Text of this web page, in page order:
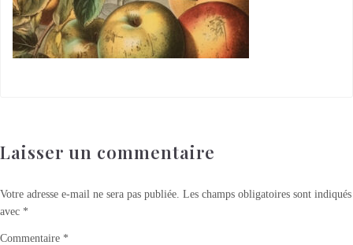
Laisser un commentaire
Votre adresse e-mail ne sera pas publiée. Les champs obligatoires sont indiqués
avec *
Commentaire *